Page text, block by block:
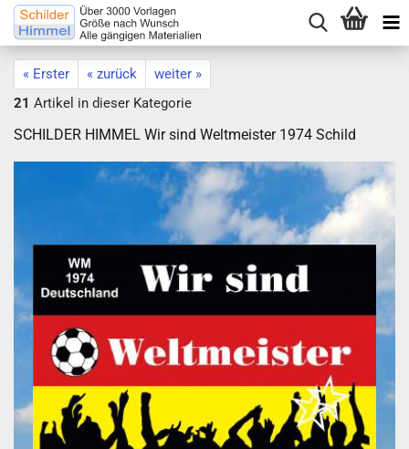
« Erster « zurück
weiter »
21 Artikel in dieser Kategorie
SCHILDER HIMMEL Wir sind Weltmeister 1974 Schild